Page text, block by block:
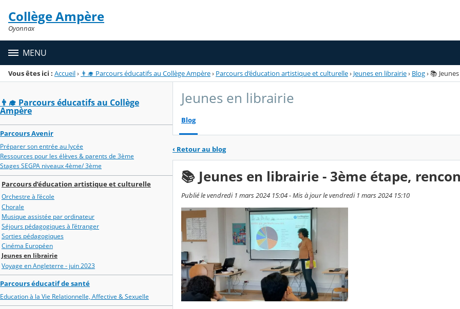
Menu de la rubrique
Contenu
Collège Ampère
Oyonnax
MENU
Vous êtes ici : Accueil› 👨‍🎓 Parcours éducatifs au Collège Ampère› Parcours d’éducation artistique et culturelle› Jeunes en librairie› Blog›📚
👨‍🎓 Parcours éducatifs au Collège
Ampère
Parcours Avenir
Préparer son entrée au lycée
Ressources pour les élèves & parents de 3ème
Stages SEGPA niveaux 4ème/ 3ème
Parcours d’éducation artistique et culturelle
Orchestre à l’école
Chorale
Musique assistée par ordinateur
Séjours pédagogiques à l’étranger
Sorties pédagogiques
Cinéma Européen
Jeunes en librairie
Voyage en Angleterre - juin 2023
Parcours éducatif de santé
Education à la Vie Relationnelle, Affective & Sexuelle
Jeunes en librairie
Blog
‹ Retour au blog
📚 Jeunes en librairie - 3ème étape,
Publié le vendredi 1 mars 2024 15:04 - Mis à jour le vendredi 1 mars 2024 15:10